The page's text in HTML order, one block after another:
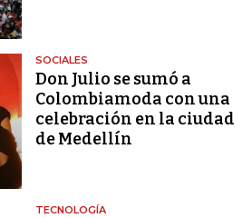
SOCIALES
Don Julio se sumó a
Colombiamoda con una
celebración en la ciudad
de Medellín
TECNOLOGÍA